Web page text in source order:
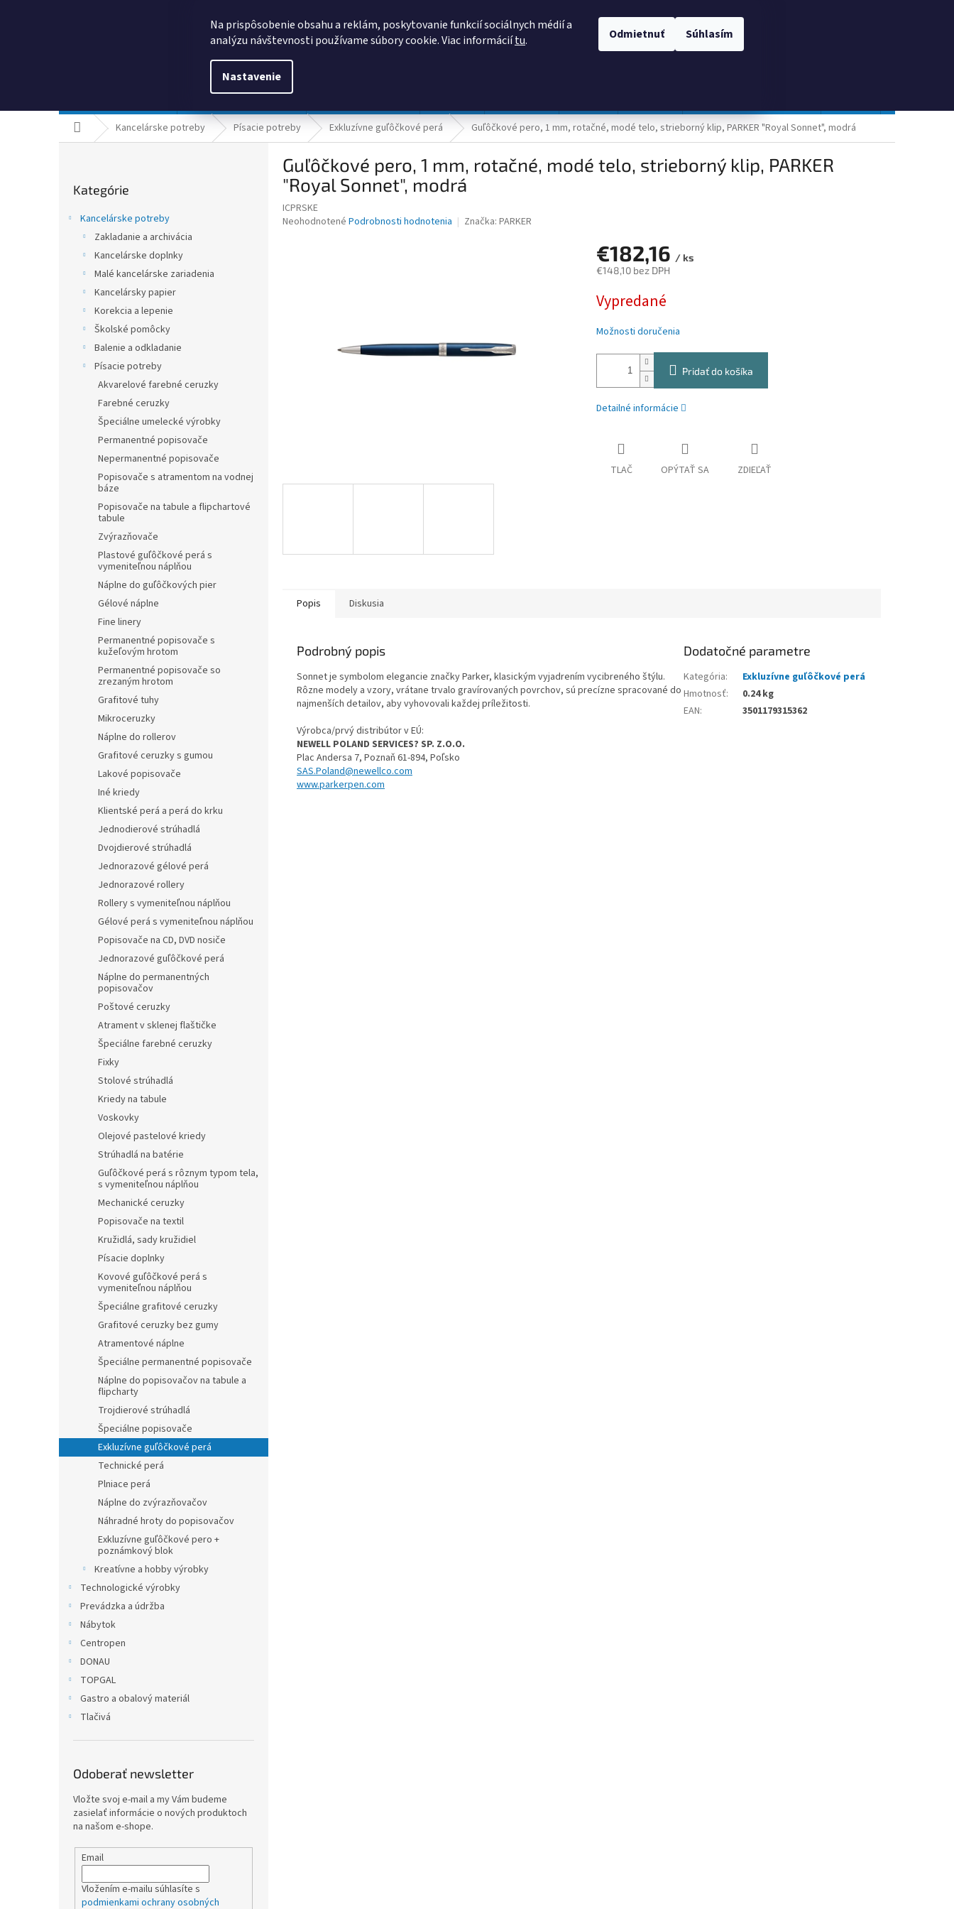
Na prispôsobenie obsahu a reklám, poskytovanie funkcií sociálnych médií a
analýzu návštevnosti používame súbory cookie. Viac informáciítu.
Nastavenie
Odmietnuť Súhlasím
DomovKancelárske potreby Písacie potreby Exkluzívne guľôčkové perá Guľôčkové pero, 1 mm, rotačné, modé telo, strieborný klip, PARKER "Royal Sonnet", modrá
kategórie
Kategórie
Kancelárske potreby
Zakladanie a archivácia
Kancelárske doplnky
Malé kancelárske zariadenia
Kancelársky papier
Korekcia a lepenie
Školské pomôcky
Balenie a odkladanie
Písacie potreby
Akvarelové farebné ceruzky
Farebné ceruzky
Špeciálne umelecké výrobky
Permanentné popisovače
Nepermanentné popisovače
Popisovače s atramentom na vodnej
báze
Popisovače na tabule a flipchartové
tabule
Zvýrazňovače
Plastové guľôčkové perá s
vymeniteľnou náplňou
Náplne do guľôčkových pier
Gélové náplne
Fine linery
Permanentné popisovače s
kužeľovým hrotom
Permanentné popisovače so
zrezaným hrotom
Grafitové tuhy
Mikroceruzky
Náplne do rollerov
Grafitové ceruzky s gumou
Lakové popisovače
Iné kriedy
Klientské perá a perá do krku
Jednodierové strúhadlá
Dvojdierové strúhadlá
Jednorazové gélové perá
Jednorazové rollery
Rollery s vymeniteľnou náplňou
Gélové perá s vymeniteľnou náplňou
Popisovače na CD, DVD nosiče
Jednorazové guľôčkové perá
Náplne do permanentných
popisovačov
Poštové ceruzky
Atrament v sklenej flaštičke
Špeciálne farebné ceruzky
Fixky
Stolové strúhadlá
Kriedy na tabule
Voskovky
Olejové pastelové kriedy
Strúhadlá na batérie
Guľôčkové perá s rôznym typom tela,
s vymeniteľnou náplňou
Mechanické ceruzky
Popisovače na textil
Kružidlá, sady kružidiel
Písacie doplnky
Kovové guľôčkové perá s
vymeniteľnou náplňou
Špeciálne grafitové ceruzky
Grafitové ceruzky bez gumy
Atramentové náplne
Špeciálne permanentné popisovače
Náplne do popisovačov na tabule a
flipcharty
Trojdierové strúhadlá
Špeciálne popisovače
Exkluzívne guľôčkové perá
Technické perá
Plniace perá
Náplne do zvýrazňovačov
Náhradné hroty do popisovačov
Exkluzívne guľôčkové pero +
poznámkový blok
Kreatívne a hobby výrobky
Technologické výrobky
Prevádzka a údržba
Nábytok
Centropen
DONAU
TOPGAL
Gastro a obalový materiál
Tlačivá
Odoberať newsletter
Vložte svoj e-mail a my Vám budeme
zasielať informácie o nových produktoch
na našom e-shope.
Email
Vložením e-mailu súhlasíte s
podmienkami ochrany osobných
Guľôčkové pero, 1 mm, rotačné, modé telo, strieborný klip, PARKER
"Royal Sonnet", modrá
ICPRSKE
Priemerné
Neohodnotené Podrobnosti hodnotenia Značka: PARKER
€182,16 / ks
€148,10 bez DPH
cena:
Vypredané
Možnosti doručenia
Pridať do košíka
Detailné informácie
TLAČ OPÝTAŤ SA ZDIEĽAŤ
Popis Diskusia
Podrobný popis
Sonnet je symbolom elegancie značky Parker, klasickým vyjadrením vycibreného štýlu.
Rôzne modely a vzory, vrátane trvalo gravírovaných povrchov, sú precízne spracované do
najmenších detailov, aby vyhovovali každej príležitosti.
Výrobca/prvý distribútor v EÚ:
NEWELL POLAND SERVICES? SP. Z.O.O.
Plac Andersa 7, Poznaň 61-894, Poľsko
SAS.Poland@newellco.com
www.parkerpen.com
Dodatočné parametre
Kategória:
Exkluzívne guľôčkové perá
Hmotnosť:
0.24 kg
EAN: 3501179315362